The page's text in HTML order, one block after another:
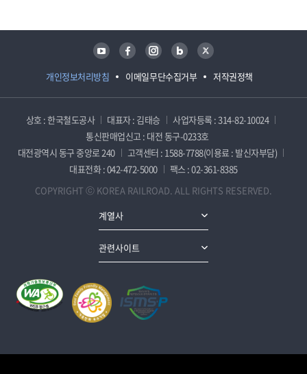
개인정보처리방침 이메일무단수집거부 저작권정책
유튜브 페이스북 인스타그램 블로그 트위터
상호 : 한국철도공사 대표자 : 김태승
사업자등록 : 314-82-10024
통신판매업신고 : 대전 동구-0233호
대전광역시 동구 중앙로 240
고객센터 : 1588-7788(이용료 : 발신자부담)
대표전화 : 042-472-5000
팩스 : 02-361-8385
COPYRIGHT ⓒ KOREA RAILROAD. ALL RIGHTS RESERVED.
계열사
관련사이트